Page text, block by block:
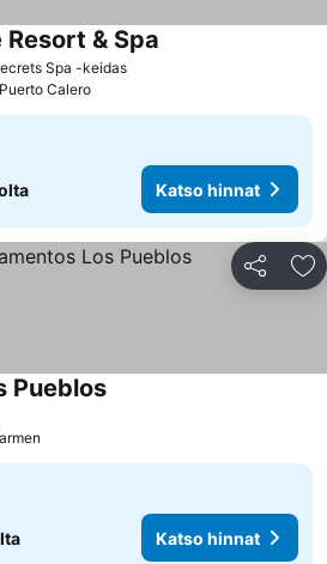
Spa -keidasKatso hinnat
& Spa
Puerto Calero
Katso hinnat
Jaa
PueblosKatso hinnat
Katso hinnat